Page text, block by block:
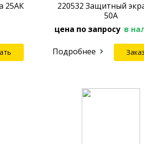
25АК
220532 Защитный
50А
цена по запросу в
Подробнее